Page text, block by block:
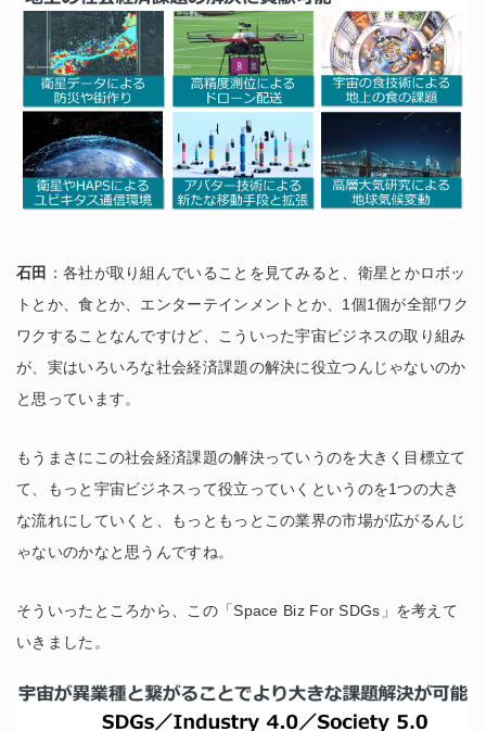
石田
：各社が取り組んでいることを見てみると、衛星とかロボッ
トとか、食とか、エンターテインメントとか、1個1個が全部ワク
ワクすることなんですけど、こういった宇宙ビジネスの取り組み
が、実はいろいろな社会経済課題の解決に役立つんじゃないのか
と思っています。
もうまさにこの社会経済課題の解決っていうのを大きく目標立て
て、もっと宇宙ビジネスって役立っていくというのを1つの大き
な流れにしていくと、もっともっとこの業界の市場が広がるんじ
ゃないのかなと思うんですね。
そういったところから、この「Space Biz For SDGs」を考えて
いきました。